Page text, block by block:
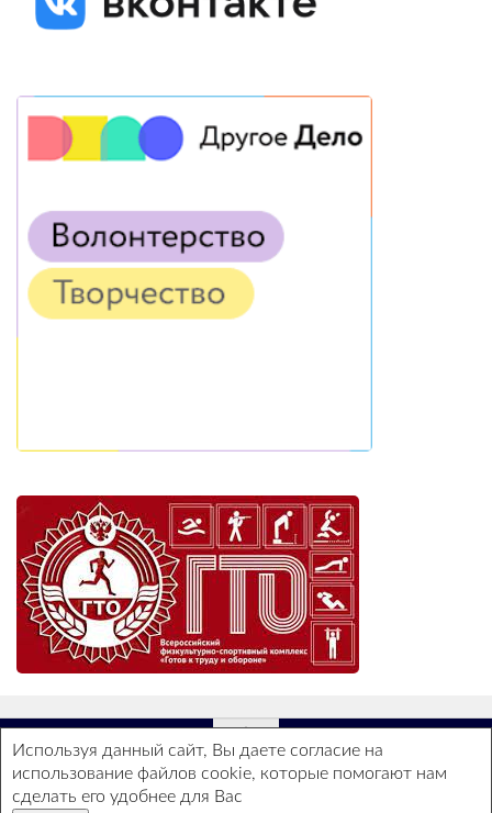
ГБОУ СОШ №2 - Все права защищены ©
Используя данный сайт, Вы даете согласие на
использование файлов cookie, которые помогают нам
сделать его удобнее для Вас